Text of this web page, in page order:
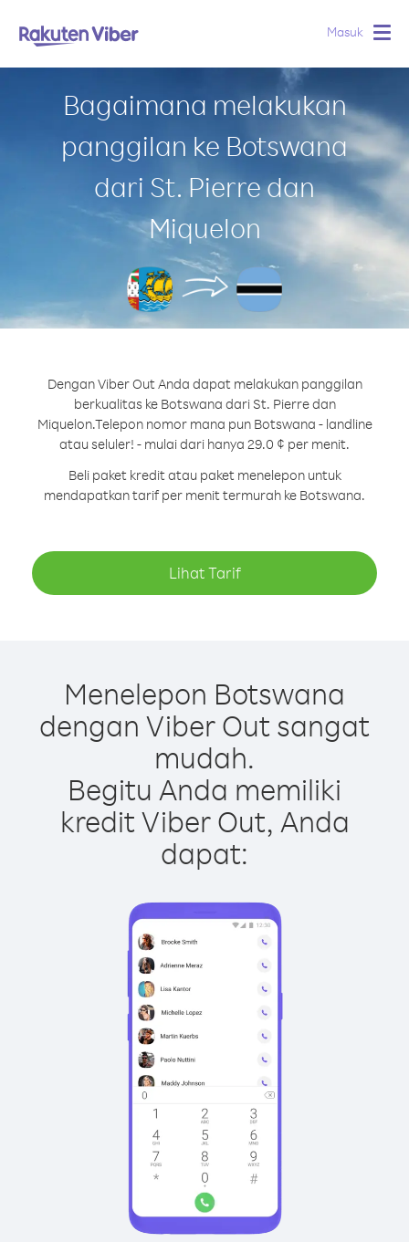
Masuk
Bagaimana melakukan
panggilan ke Botswana
dari St. Pierre dan
Miquelon
Dengan Viber Out Anda dapat melakukan panggilan
berkualitas ke Botswana dari St. Pierre dan
Miquelon.Telepon nomor mana pun Botswana - landline
atau seluler! - mulai dari hanya 29.0 ¢ per menit.
Beli paket kredit atau paket menelepon untuk
mendapatkan tarif per menit termurah ke Botswana.
Lihat Tarif
Menelepon Botswana
dengan Viber Out sangat
mudah.
Begitu Anda memiliki
kredit Viber Out, Anda
dapat: